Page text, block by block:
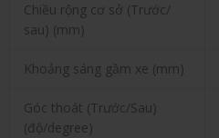
Chiều rộng cơ sở (Trước/
sau) (mm)
Khoảng sáng gầm xe (mm)
Góc thoát (Trước/Sau)
(độ/degree)